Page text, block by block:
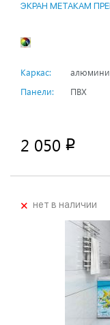
ЭКРАН МЕТАКАМ
Каркас:
Панели:
ПВХ
2 050 p
+нет в наличии